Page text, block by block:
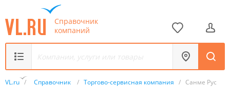
Справочник
компаний
VL.ru / Справочник / Торгово-сервисная компания / Санме Рус